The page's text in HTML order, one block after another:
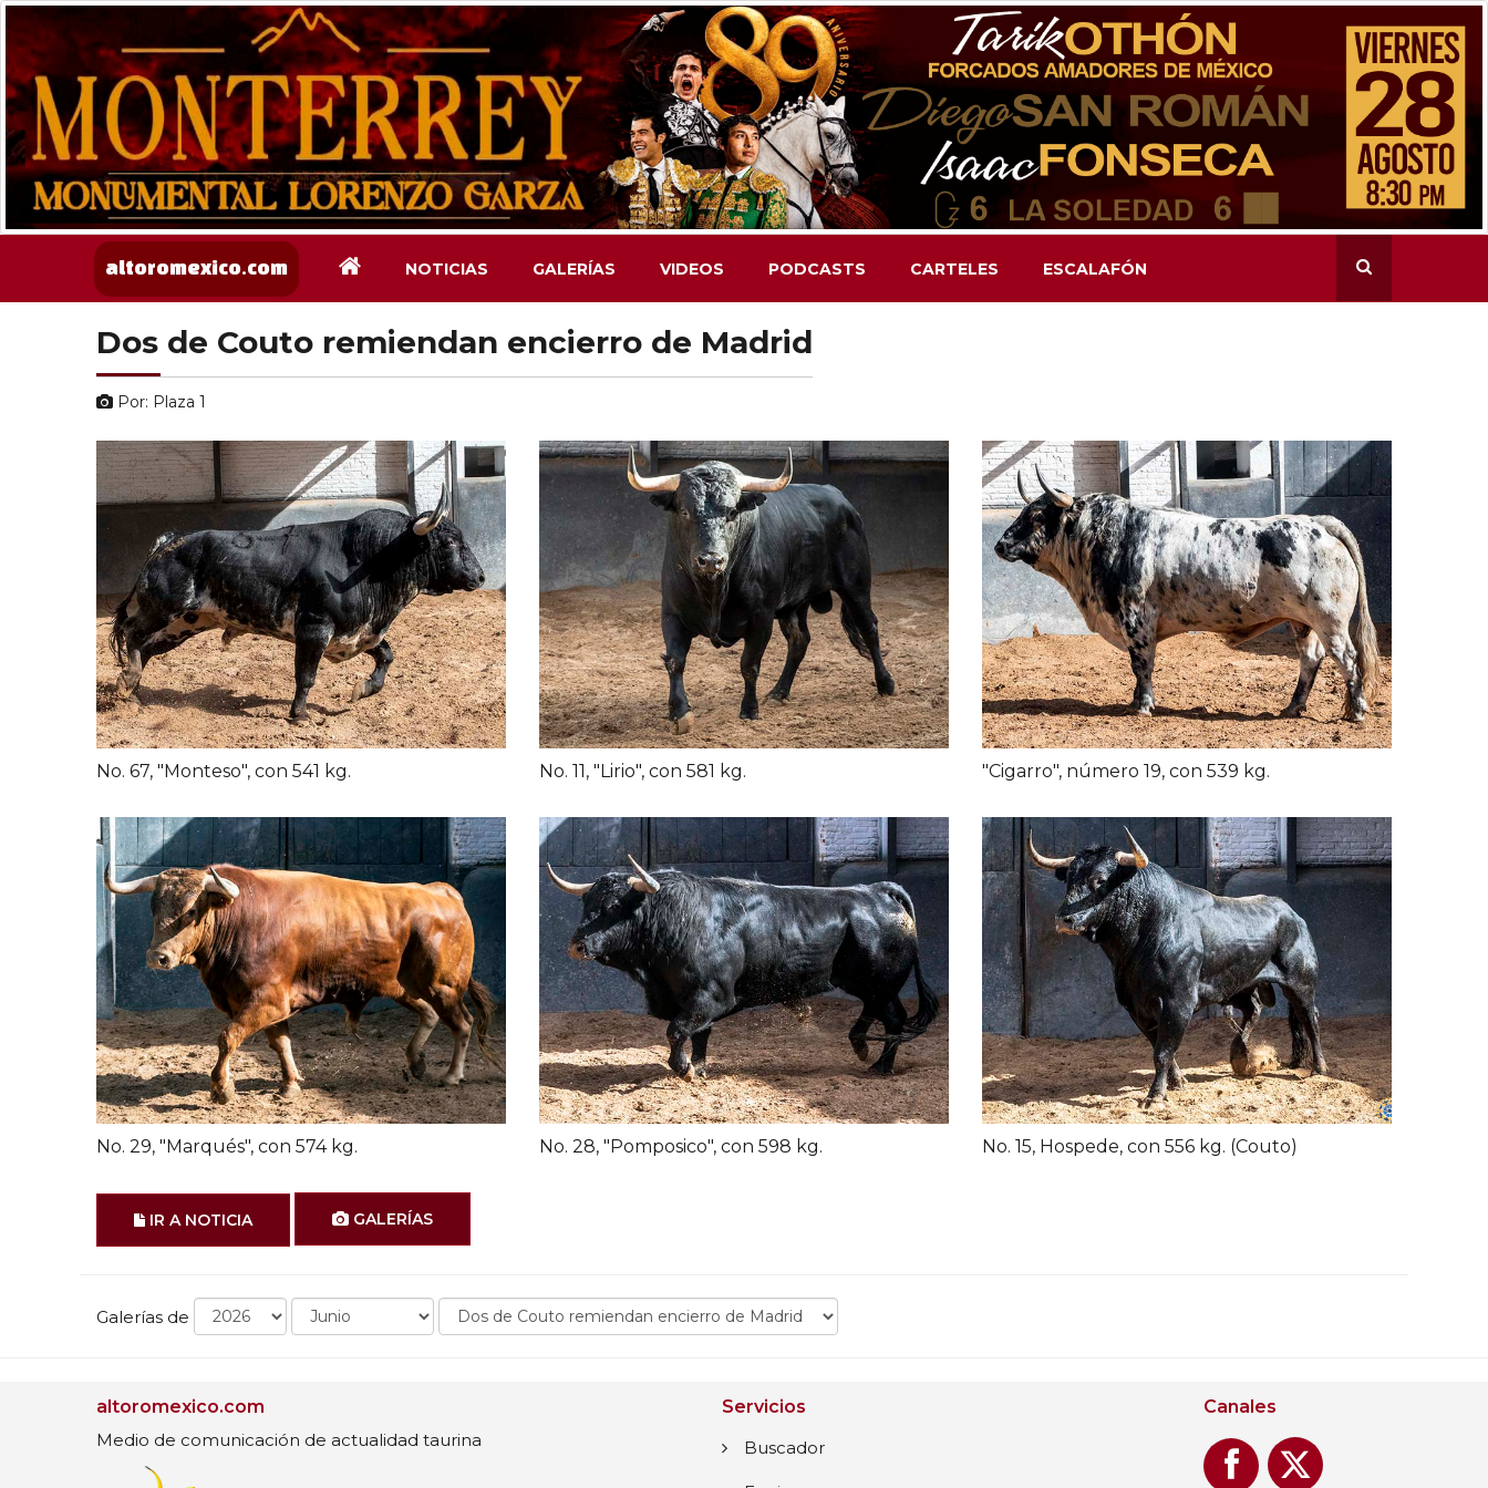
altoromexico.com NOTICIAS GALERÍAS VIDEOS PODCASTS CARTELES ESCALAFÓN
Dos de Couto remiendan encierro de Madrid
Por: Plaza 1
No. 67, "Monteso", con 541 kg. No. 11, "Lirio", con 581 kg. "Cigarro", número 19, con 539 kg.
No. 29, "Marqués", con 574 kg. No. 28, "Pomposico", con 598 kg. No. 15, Hospede, con 556 kg. (Couto)
IR A NOTICIA GALERÍAS
Galerías de
altoromexico.com
Medio de comunicación de actualidad taurina
Servicios
Buscador
Canales